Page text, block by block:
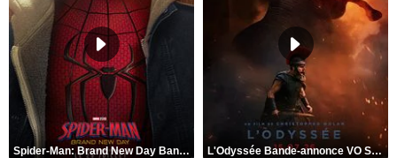
Spider-Man: Brand New Day Bande-annonce VO STFR L'Odyssée Bande-annonce VO STFR